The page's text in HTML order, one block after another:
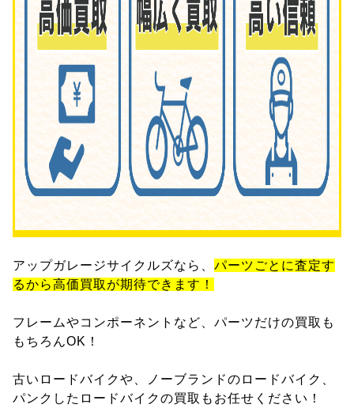
アップガレージサイクルズなら、 パーツごとに査定す
るから高価買取が期待できます！
フレームやコンポーネントなど、パーツだけの買取も
もちろんOK！
古いロードバイクや、ノーブランドのロードバイク、
パンクしたロードバイクの買取もお任せください！